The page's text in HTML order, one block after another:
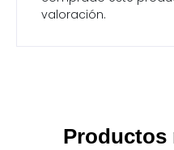
valoración.
Productos